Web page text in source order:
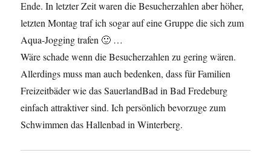
Ende. In letzter Zeit waren die Besucherzahlen aber höher,
letzten Montag traf ich sogar auf eine Gruppe die sich zum
Aqua-Jogging trafen 🙂 …
Wäre schade wenn die Besucherzahlen zu gering wären.
Allerdings muss man auch bedenken, dass für Familien
Freizeitbäder wie das SauerlandBad in Bad Fredeburg
einfach attraktiver sind. Ich persönlich bevorzuge zum
Schwimmen das Hallenbad in Winterberg.